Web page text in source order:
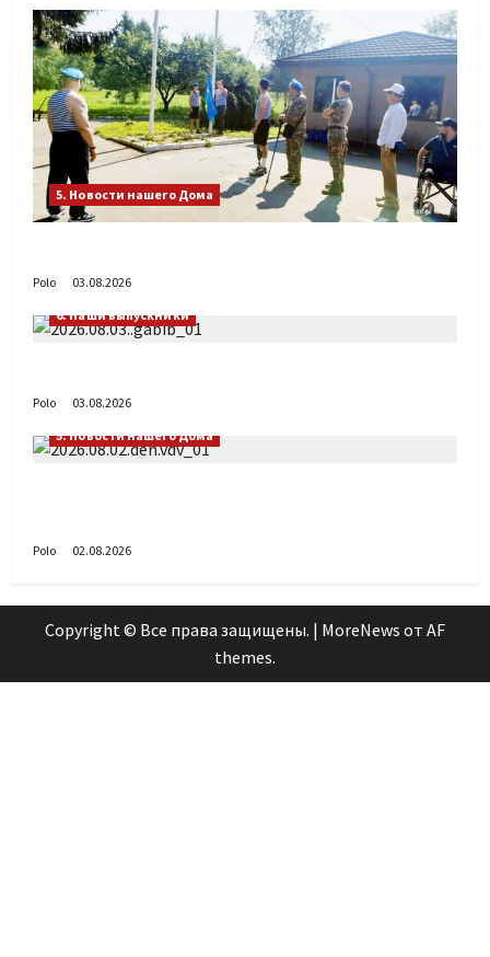
5. Новости нашего Дома
Polo
03.08.2026
6. Наши выпускники
Polo
03.08.2026
5. Новости нашего Дома
Polo 02.08.2026
Copyright © Все права защищены. | MoreNews от AF
themes.